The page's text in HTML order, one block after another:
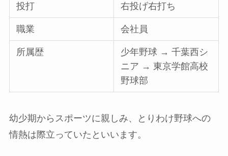
投打 右投げ右打ち
職業 会社員
所属歴
少年野球 → 千葉西シ
ニア → 東京学館高校
野球部
幼少期からスポーツに親しみ、とりわけ野球への
情熱は際立っていたといいます。